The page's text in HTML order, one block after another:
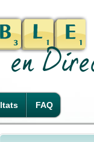
FAQ